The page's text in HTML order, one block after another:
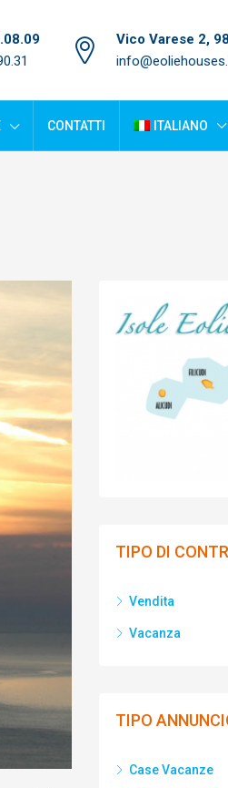
Vico Varese 2,
CONTATTI ITALIANO
TIPO DI
Vendita
Vacanza
TIPO
Case Vacanze